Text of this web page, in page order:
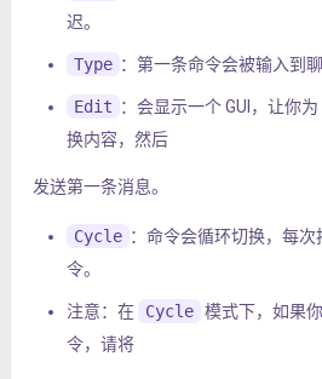
迟。
Type ：第一条命令会被输入到
Edit ：会显示一个 GUI，让你为
换内容，然后
发送第一条消息。
Cycle ：命令会循环切换，每
令。
注意：在 Cycle 模式下，如果
令，请将